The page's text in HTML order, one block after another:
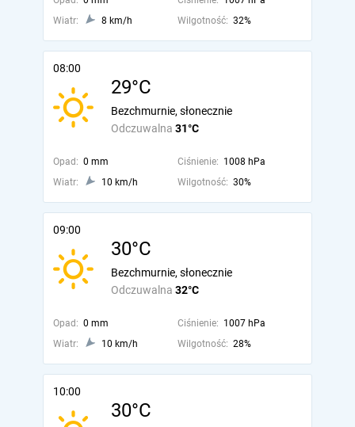
Wiatr:
8 km/h Wilgotność: 32%
08:00
29°C
Odczuwalna 31°C
Bezchmurnie, słonecznie
Opad: 0 mm Ciśnienie: 1008 hPa
Wiatr:
10 km/h Wilgotność: 30%
09:00
30°C
Odczuwalna 32°C
Bezchmurnie, słonecznie
Opad: 0 mm Ciśnienie: 1007 hPa
Wiatr:
10 km/h Wilgotność: 28%
10:00
30°C